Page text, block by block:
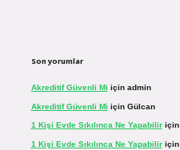
Son yorumlar
Akreditif Güvenli Mi için admin
Akreditif Güvenli Mi için Gülcan
1 Kişi Evde Sıkılınca Ne Yapabiliriçin
1 Kişi Evde Sıkılınca Ne Yapabiliriçin